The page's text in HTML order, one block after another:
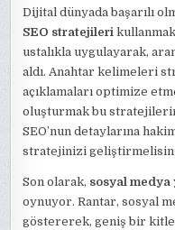
Dijital dünyada başarılı
SEO stratejileri
ustalıkla uygulayarak,
aldı. Anahtar kelimeleri
açıklamaları optimize
oluşturmak bu
SEO’nun detaylarına
stratejinizi
Son olarak, sosyal medya
oynuyor. Rantar, sosyal
göstererek, geniş bir